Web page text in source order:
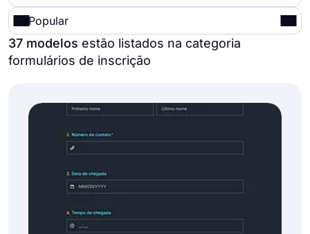
Popular
37 modelos estão listados na categoria
formulários de inscrição